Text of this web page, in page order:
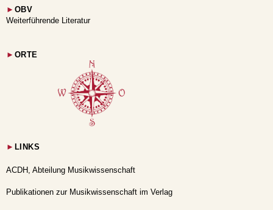
► OBV
Weiterführende Literatur
► ORTE
► LINKS
ACDH, Abteilung Musikwissenschaft
Publikationen zur Musikwissenschaft im Verlag